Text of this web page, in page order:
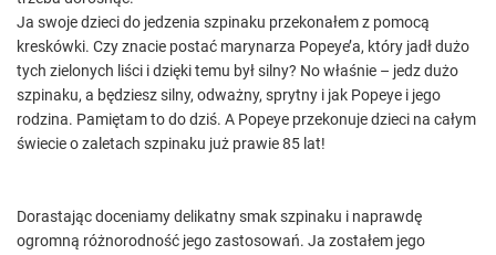
Ja swoje dzieci do jedzenia szpinaku przekonałem z pomocą
kreskówki. Czy znacie postać marynarza Popeye’a, który jadł dużo
tych zielonych liści i dzięki temu był silny? No właśnie – jedz dużo
szpinaku, a będziesz silny, odważny, sprytny i jak Popeye i jego
rodzina. Pamiętam to do dziś. A Popeye przekonuje dzieci na całym
świecie o zaletach szpinaku już prawie 85 lat!
Dorastając doceniamy delikatny smak szpinaku i naprawdę
ogromną różnorodność jego zastosowań. Ja zostałem jego